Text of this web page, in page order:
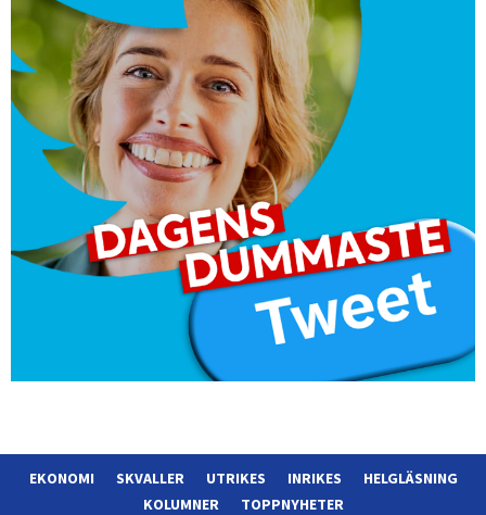
EKONOMI SKVALLER UTRIKES INRIKES
HELGLÄSNING
KOLUMNER
TOPPNYHETER